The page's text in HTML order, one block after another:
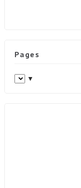
Pages
▼